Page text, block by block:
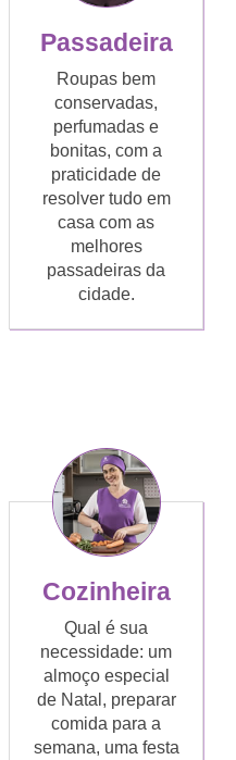
Passadeira
Roupas bem
conservadas,
perfumadas e
bonitas, com a
praticidade de
resolver tudo em
casa com as
melhores
passadeiras da
cidade.
Cozinheira
Qual é sua
necessidade: um
almoço especial
de Natal, preparar
comida para a
semana, uma festa